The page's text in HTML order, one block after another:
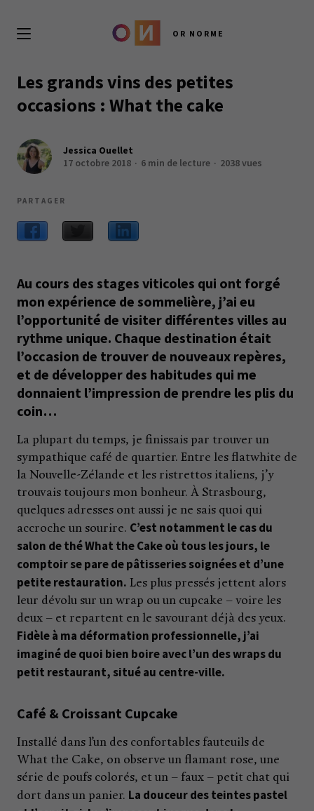
OR NORME
Les grands vins des petites
occasions : What the cake
Jessica Ouellet
17 octobre 2018
6 min de lecture 2038 vues
PARTAGER
Au cours des stages viticoles qui ont forgé
mon expérience de sommelière, j’ai eu
l’opportunité de visiter différentes villes au
rythme unique. Chaque destination était
l’occasion de trouver de nouveaux repères,
et de développer des habitudes qui me
donnaient l’impression de prendre les plis du
coin…
La plupart du temps, je finissais par trouver un
sympathique café de quartier. Entre les flatwhite de
la Nouvelle-Zélande et les ristrettos italiens, j’y
trouvais toujours mon bonheur. À Strasbourg,
quelques adresses ont aussi je ne sais quoi qui
accroche un sourire. C’est notamment le cas du
salon de thé What the Cake où tous les jours, le
comptoir se pare de pâtisseries soignées et d’une
petite restauration. Les plus pressés jettent alors
leur dévolu sur un wrap ou un cupcake – voire les
deux – et repartent en le savourant déjà des yeux.
Fidèle à ma déformation professionnelle, j’ai
imaginé de quoi bien boire avec l’un des wraps du
petit restaurant, situé au centre-ville.
Café & Croissant Cupcake
Installé dans l’un des confortables fauteuils de
What the Cake, on observe un flamant rose, une
série de poufs colorés, et un – faux – petit chat qui
dort dans un panier. La douceur des teintes pastel